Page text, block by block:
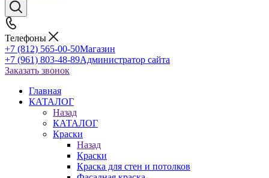
Телефоны
+7 (812) 565-00-50Магазин
+7 (961) 803-48-89Администратор сайта
Заказать звонок
Главная
КАТАЛОГ
Назад
КАТАЛОГ
Краски
Назад
Краски
Краска для стен и потолков